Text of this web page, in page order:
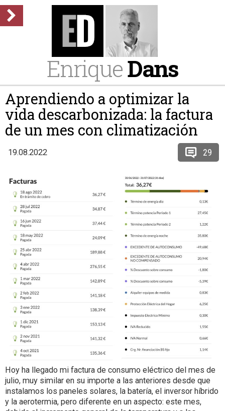
EnriqueDans
Aprendiendo a optimizar la
vida descarbonizada: la factura
de un mes con climatización
19.08.2022 29
Hoy ha llegado mi factura de consumo eléctrico del mes de
julio, muy similar en su importe a las anteriores desde que
instalamos los paneles solares, la batería, el inversor híbrido
y la aerotermia, pero diferente en un aspecto: este mes,